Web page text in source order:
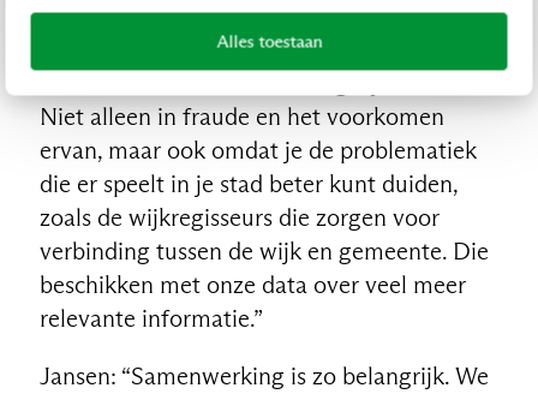
Alles toestaan
werken, maar één manager twijfelde en het
ging gewoon niet door. Jammer, want het
Niet alleen in fraude en het voorkomen
ervan, maar ook omdat je de problematiek
die er speelt in je stad beter kunt duiden,
zoals de wijkregisseurs die zorgen voor
verbinding tussen de wijk en gemeente. Die
beschikken met onze data over veel meer
relevante informatie.”
Jansen: “Samenwerking is zo belangrijk. We